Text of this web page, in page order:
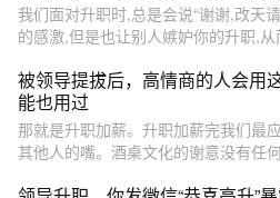
我们面对升职时,总是会说“谢谢,改天
的感激,但是也让别人嫉妒你的升职,
被领导提拔后，高情商的人会用
能也用过
那就是升职加薪。升职加薪完我们最
其他人的嘴。酒桌文化的谢意没有任